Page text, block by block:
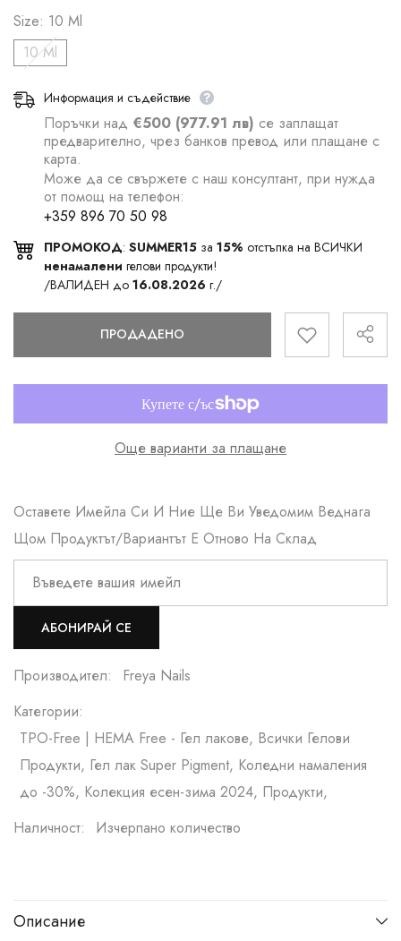
Size: 10 Ml
10 Ml
Информация и съдействие
Поръчки над €500 (977.91 лв) се заплащат
предварително, чрез банков превод или плащане с
карта.
Може да се свържете с наш консултант, при нужда
от помощ на телефон:
+359 896 70 50 98
ПРОМОКОД: SUMMER15 за 15% отстъпка на ВСИЧКИ
ненамалени гелови продукти!
/ВАЛИДЕН до 16.08.2026 г./
ПРОДАДЕНО
Още варианти за плащане
Оставете Имейла Си И Ние Ще Ви Уведомим Веднага
Щом Продуктът/вариантът Е Отново На Склад
АБОНИРАЙ СЕ
Производител:
Freya Nails
Категории:
TPO-Free | HEMA Free - Гел лакове, Всички Гелови
Продукти, Гел лак Super Pigment, Коледни намаления
до -30%, Колекция есен-зима 2024, Продукти,
Наличност:
Изчерпано количество
Описание